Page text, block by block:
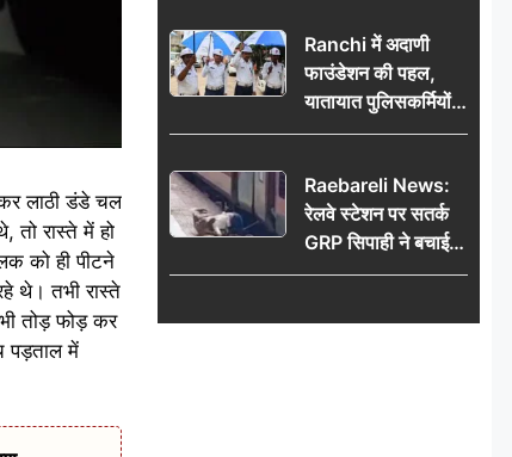
लाठी डंडे चल
तो रास्ते में हो
को ही पीटने
थे। तभी रास्ते
तोड़ फोड़ कर
पड़ताल में
Ranchi में अदाणी
फाउंडेशन की पहल,
यातायात पुलिसकर्मियों
को वितरित किए गए छाते
Raebareli News:
रेलवे स्टेशन पर सतर्क
GRP सिपाही ने बचाई
महिला की जान, चलती
हादसा टला; घटना